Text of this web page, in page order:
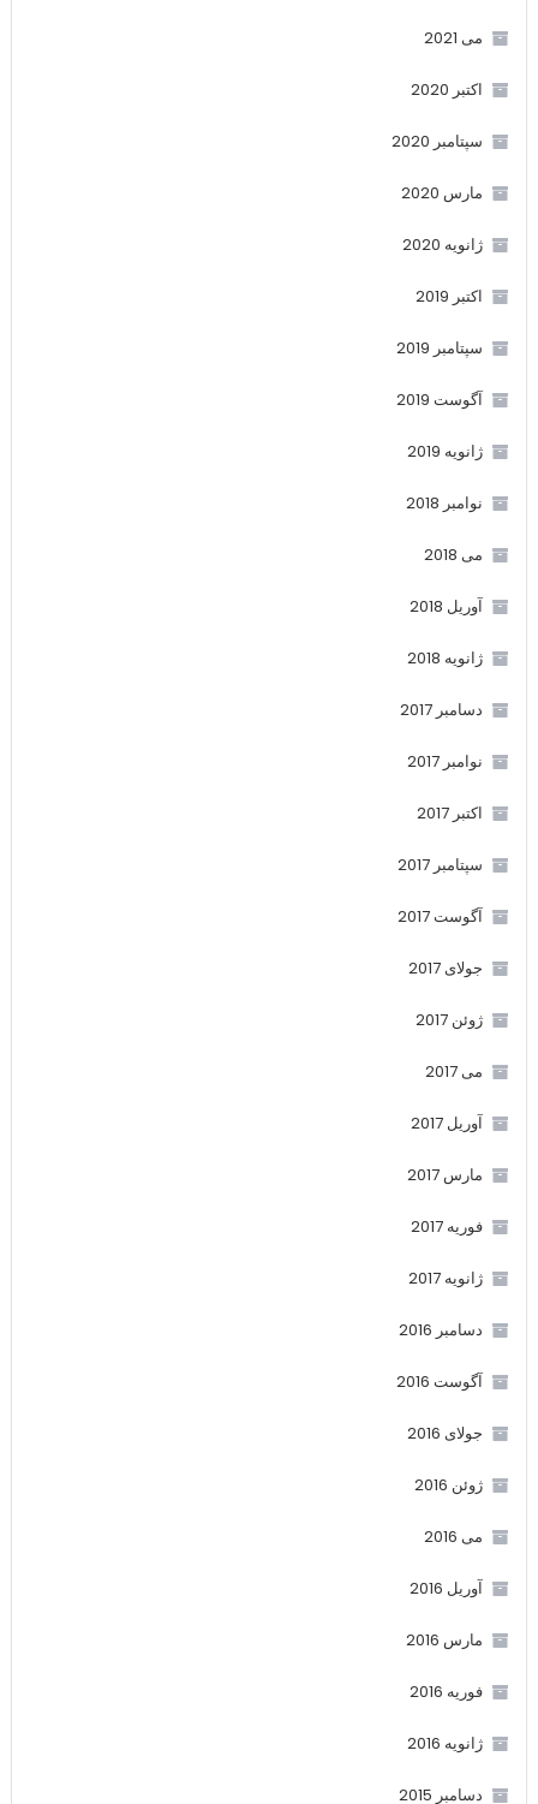
می 2021
اکتبر 2020
سپتامبر 2020
مارس 2020
ژانویه 2020
اکتبر 2019
سپتامبر 2019
آگوست 2019
ژانویه 2019
نوامبر 2018
می 2018
آوریل 2018
ژانویه 2018
دسامبر 2017
نوامبر 2017
اکتبر 2017
سپتامبر 2017
آگوست 2017
جولای 2017
ژوئن 2017
می 2017
آوریل 2017
مارس 2017
فوریه 2017
ژانویه 2017
دسامبر 2016
آگوست 2016
جولای 2016
ژوئن 2016
می 2016
آوریل 2016
مارس 2016
فوریه 2016
ژانویه 2016
دسامبر 2015